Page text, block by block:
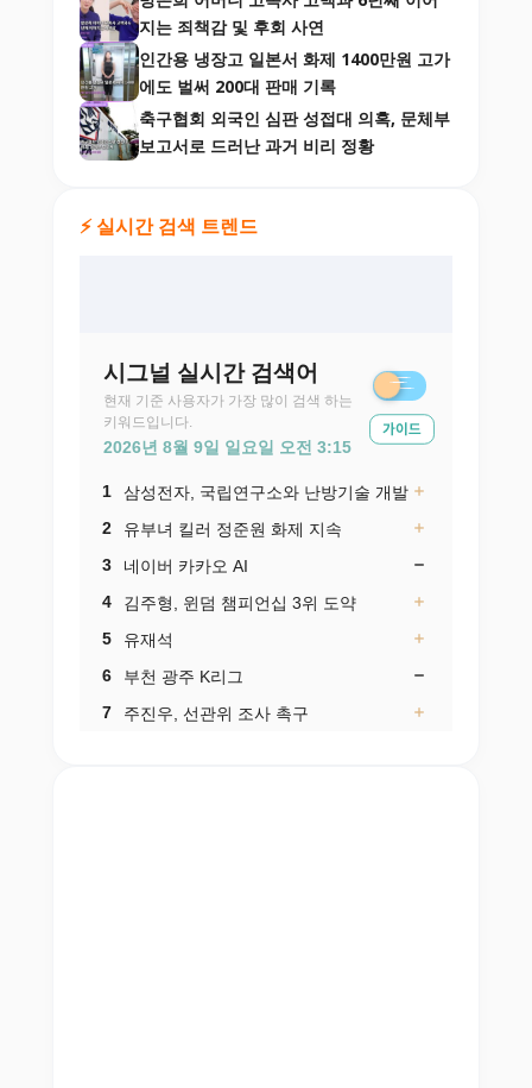
지는 죄책감 및 후회 사연
인간용 냉장고 일본서 화제 1400만원 고가
에도 벌써 200대 판매 기록
축구협회 외국인 심판 성접대 의혹, 문체부
보고서로 드러난 과거 비리 정황
⚡ 실시간 검색 트렌드